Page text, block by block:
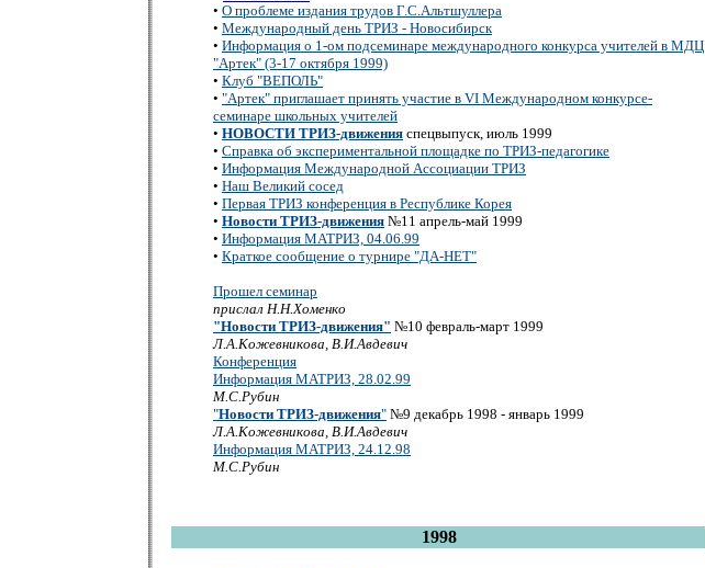
• О проблеме издания трудов Г.С.Альтшуллера
• Международный день ТРИЗ - Новосибирск
• Информация о 1-ом подсеминаре международного конкурса учителей в МДЦ
"Артек" (3-17 октября 1999)
• Клуб "ВЕПОЛЬ"
• "Артек" приглашает принять участие в VI Международном конкурсе-
семинаре школьных учителей
• НОВОСТИ ТРИЗ-движения спецвыпуск, июль 1999
• Справка об экспериментальной площадке по ТРИЗ-педагогике
• Информация Международной Ассоциации ТРИЗ
• Наш Великий сосед
• Первая ТРИЗ конференция в Республике Корея
• Новости ТРИЗ-движения №11 апрель-май 1999
• Информация МАТРИЗ, 04.06.99
• Краткое сообщение о турнире "ДА-НЕТ"
Прошел семинар
прислал Н.Н.Хоменко
"Новости ТРИЗ-движения" №10 февраль-март 1999
Л.А.Кожевникова, В.И.Авдевич
Конференция
Информация МАТРИЗ, 28.02.99
М.С.Рубин
"Новости ТРИЗ-движения" №9 декабрь 1998 - январь 1999
Л.А.Кожевникова, В.И.Авдевич
Информация МАТРИЗ, 24.12.98
М.С.Рубин
1998